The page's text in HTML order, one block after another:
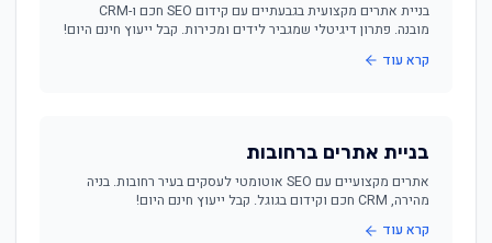
בניית אתרים מקצועית בגבעתיים עם קידום SEO חכם ו-CRM
מובנה. פתרון דיגיטלי שמגביר לידים ומכירות. קבל ייעוץ חינם היום!
קרא עוד
בניית אתרים ברחובות
אתרים מקצועיים עם SEO אוטומטי לעסקים בעיר רחובות. בניה
מהירה, CRM חכם וקידום בגוגל. קבל ייעוץ חינם היום!
קרא עוד